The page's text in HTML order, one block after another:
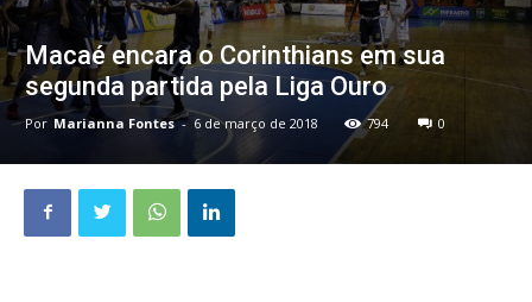
Macaé encara o Corinthians em sua
segunda partida pela Liga Ouro
Por Marianna Fontes - 6 de março de 2018 794 0